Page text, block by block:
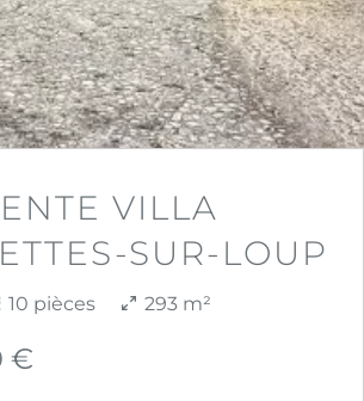
VILLA
SUR-LOUP
10 pièces 293 m²
€